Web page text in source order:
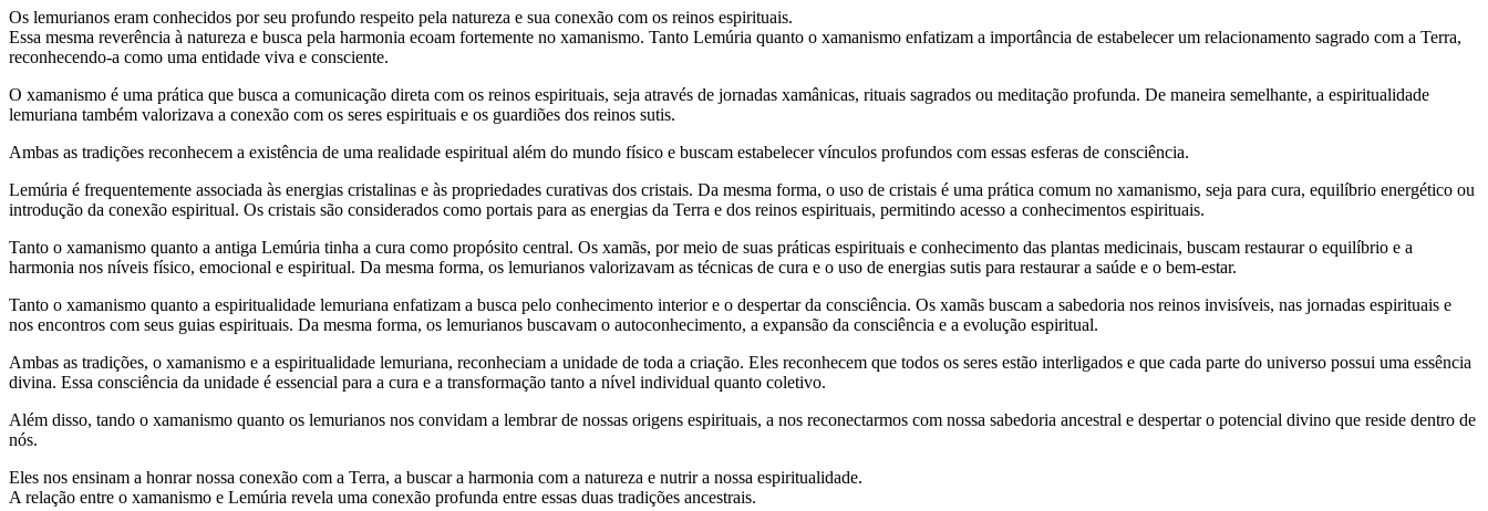
Os lemurianos eram conhecidos por seu profundo respeito pela natureza e sua conexão com os reinos espirituais.
Essa mesma reverência à natureza e busca pela harmonia ecoam fortemente no xamanismo. Tanto Lemúria quanto o xamanismo enfatizam a importância de estabelecer um relacionamento sagrado com a Terra,
reconhecendo-a como uma entidade viva e consciente.
O xamanismo é uma prática que busca a comunicação direta com os reinos espirituais, seja através de jornadas xamânicas, rituais sagrados ou meditação profunda. De maneira semelhante, a espiritualidade
lemuriana também valorizava a conexão com os seres espirituais e os guardiões dos reinos sutis.
Ambas as tradições reconhecem a existência de uma realidade espiritual além do mundo físico e buscam estabelecer vínculos profundos com essas esferas de consciência.
Lemúria é frequentemente associada às energias cristalinas e às propriedades curativas dos cristais. Da mesma forma, o uso de cristais é uma prática comum no xamanismo, seja para cura, equilíbrio energético ou
introdução da conexão espiritual. Os cristais são considerados como portais para as energias da Terra e dos reinos espirituais, permitindo acesso a conhecimentos espirituais.
Tanto o xamanismo quanto a antiga Lemúria tinha a cura como propósito central. Os xamãs, por meio de suas práticas espirituais e conhecimento das plantas medicinais, buscam restaurar o equilíbrio e a
harmonia nos níveis físico, emocional e espiritual. Da mesma forma, os lemurianos valorizavam as técnicas de cura e o uso de energias sutis para restaurar a saúde e o bem-estar.
Tanto o xamanismo quanto a espiritualidade lemuriana enfatizam a busca pelo conhecimento interior e o despertar da consciência. Os xamãs buscam a sabedoria nos reinos invisíveis, nas jornadas espirituais e
nos encontros com seus guias espirituais. Da mesma forma, os lemurianos buscavam o autoconhecimento, a expansão da consciência e a evolução espiritual.
Ambas as tradições, o xamanismo e a espiritualidade lemuriana, reconheciam a unidade de toda a criação. Eles reconhecem que todos os seres estão interligados e que cada parte do universo possui uma essência
divina. Essa consciência da unidade é essencial para a cura e a transformação tanto a nível individual quanto coletivo.
Além disso, tando o xamanismo quanto os lemurianos nos convidam a lembrar de nossas origens espirituais, a nos reconectarmos com nossa sabedoria ancestral e despertar o potencial divino que reside dentro de
nós.
Eles nos ensinam a honrar nossa conexão com a Terra, a buscar a harmonia com a natureza e nutrir a nossa espiritualidade.
A relação entre o xamanismo e Lemúria revela uma conexão profunda entre essas duas tradições ancestrais.